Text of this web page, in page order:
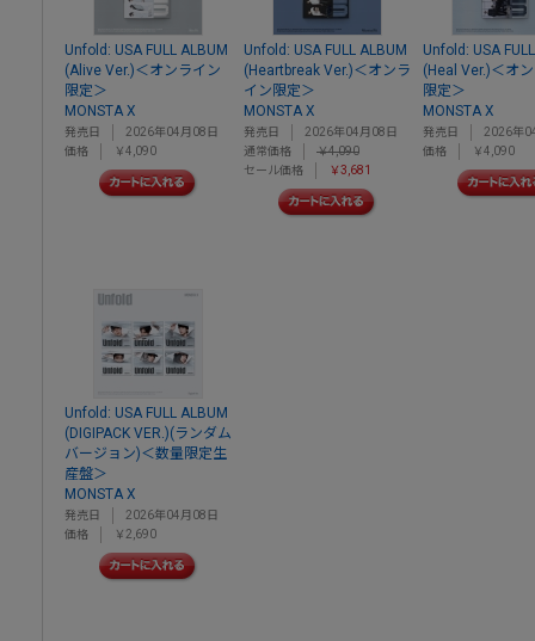
Unfold: USA FULL ALBUM
(Alive Ver.)＜オンライン
限定＞
MONSTA X
発売日
2026年04月08日
価格
￥4,090
Unfold: USA FULL ALBUM
(Heartbreak Ver.)＜オンラ
イン限定＞
MONSTA X
発売日
2026年04月08日
通常価格
￥4,090
セール価格
￥3,681
Unfold: USA
(Heal Ver.)＜オ
限定＞
MONSTA X
発売日
2026年
価格
￥4,090
Unfold: USA FULL ALBUM
(DIGIPACK VER.)(ランダム
バージョン)＜数量限定生
産盤＞
MONSTA X
発売日
2026年04月08日
価格
￥2,690